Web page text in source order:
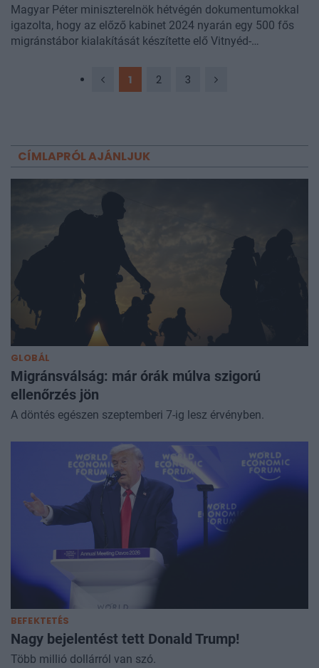
Magyar Péter miniszterelnök hétvégén dokumentumokkal
igazolta, hogy az előző kabinet 2024 nyarán egy 500 fős
migránstábor kialakítását készítette elő Vitnyéd-
költöttek. A hétvégén kiderült: a kormány felülvizsgálja az
hogy maximum nyolc évig lehet valaki magyar
miniszterelnök.
1 2 3
CÍMLAPRÓL AJÁNLJUK
GLOBÁL
Migránsválság: már órák múlva szigorú
ellenőrzés jön
A döntés egészen szeptemberi 7-ig lesz érvényben.
BEFEKTETÉS
Nagy bejelentést tett Donald Trump!
Több millió dollárról van szó.